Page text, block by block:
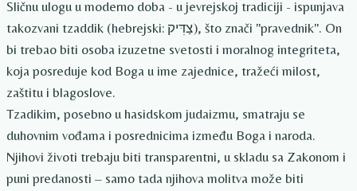
Sličnu ulogu u moderno doba - u jevrejskoj tradiciji - ispunjava
takozvani tzaddik (hebrejski: צַדִּיק), što znači "pravednik". On
bi trebao biti osoba izuzetne svetosti i moralnog integriteta,
koja posreduje kod Boga u ime zajednice, tražeći milost,
zaštitu i blagoslove.
Tzadikim, posebno u hasidskom judaizmu, smatraju se
duhovnim vođama i posrednicima između Boga i naroda.
Njihovi životi trebaju biti transparentni, u skladu sa Zakonom i
puni predanosti – samo tada njihova molitva može biti